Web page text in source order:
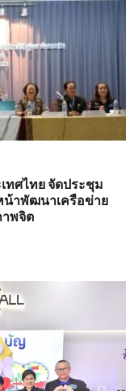
ทศไทย จัดประชุม
น้าพัฒนาเครือข่าย
พจิต